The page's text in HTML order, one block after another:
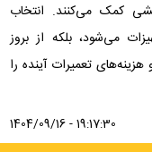
کمک می‌کنند. انتخاب
می‌شود، بلکه از بروز
تعمیرات آینده را
1404/09/16 - 19:17:30